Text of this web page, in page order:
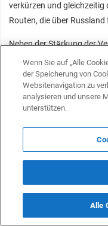
verkürzen und gleichzeitig
Routen, die über
Neben der Stärkung der
Aserbaidschan und der
stärkeren wirtschaftlichen
würde der Korridor den
weiteres tragfähiges Tor
Wenn Sie auf „Alle
der Speicherung von
Websitenavigation zu
analysieren und unsere
unterstützen.
Alle